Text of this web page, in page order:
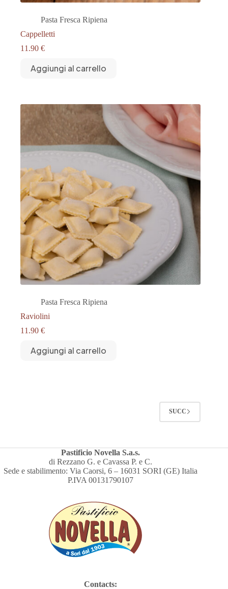
Pasta Fresca Ripiena
Cappelletti
11.90 €
Aggiungi al carrello
Pasta Fresca Ripiena
Raviolini
11.90 €
Aggiungi al carrello
SUCC
Pastificio Novella S.a.s.
di Rezzano G. e Cavassa P. e C.
Sede e stabilimento: Via Caorsi, 6 – 16031 SORI (GE) Italia
P.IVA 00131790107
Contacts: